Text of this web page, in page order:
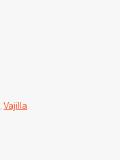
Vajilla